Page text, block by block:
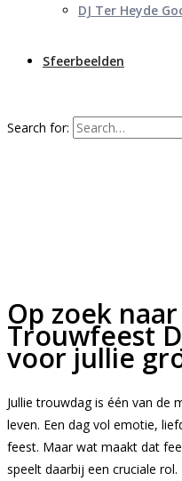
DJ Ter Heyde
Sfeerbeelden
Search for:
Op zoek
Trouwfeest
voor jullie
Jullie trouwdag is één van de
leven. Een dag vol emotie,
feest. Maar wat maakt dat
speelt daarbij een cruciale